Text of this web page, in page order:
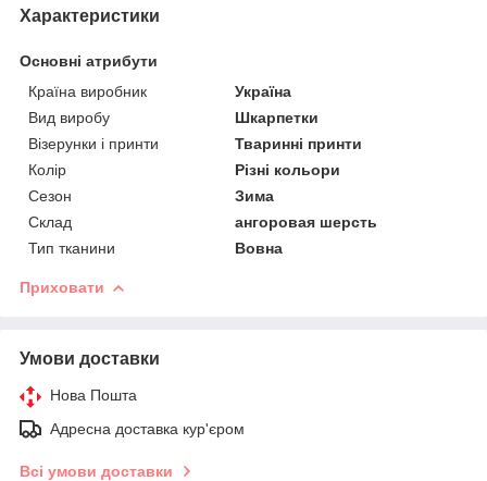
Характеристики
Основні атрибути
Країна виробник
Україна
Вид виробу
Шкарпетки
Візерунки і принти
Тваринні принти
Колір
Різні кольори
Сезон
Зима
Склад
ангоровая шерсть
Тип тканини
Вовна
Приховати
Умови доставки
Нова Пошта
Адресна доставка кур'єром
Всі умови доставки